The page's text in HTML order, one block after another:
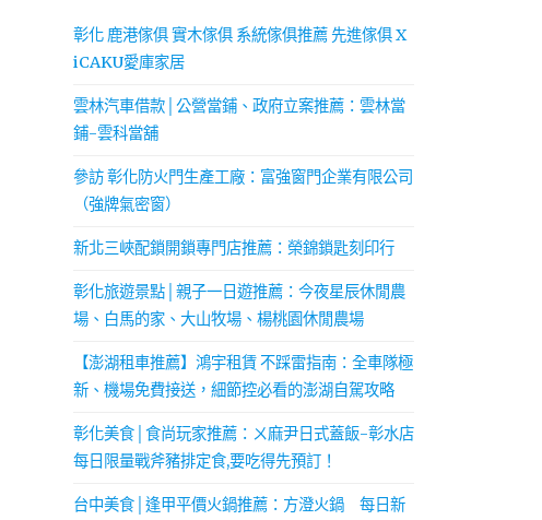
彰化 鹿港傢俱 實木傢俱 系統傢俱推薦 先進傢俱 X
iCAKU愛庫家居
雲林汽車借款│公營當鋪、政府立案推薦：雲林當
鋪-雲科當舖
參訪 彰化防火門生產工廠：富強窗門企業有限公司
（強牌氣密窗）
新北三峽配鎖開鎖專門店推薦：榮錦鎖匙刻印行
彰化旅遊景點│親子一日遊推薦：今夜星辰休閒農
場、白馬的家、大山牧場、楊桃園休閒農場
【澎湖租車推薦】鴻宇租賃 不踩雷指南：全車隊極
新、機場免費接送，細節控必看的澎湖自駕攻略
彰化美食│食尚玩家推薦：ㄨ麻尹日式蓋飯-彰水店
每日限量戰斧豬排定食,要吃得先預訂！
台中美食│逢甲平價火鍋推薦：方澄火鍋 每日新